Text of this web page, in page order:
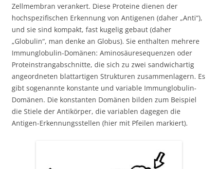
Zellmembran verankert. Diese Proteine dienen der
hochspezifischen Erkennung von Antigenen (daher „Anti“),
und sie sind kompakt, fast kugelig gebaut (daher
„Globulin“, man denke an Globus). Sie enthalten mehrere
Immunglobulin-Domänen: Aminosäuresequenzen oder
Proteinstrangabschnitte, die sich zu zwei sandwichartig
angeordneten blattartigen Strukturen zusammenlagern. Es
gibt sogenannte konstante und variable Immunglobulin-
Domänen. Die konstanten Domänen bilden zum Beispiel
die Stiele der Antikörper, die variablen dagegen die
Antigen-Erkennungsstellen (hier mit Pfeilen markiert).